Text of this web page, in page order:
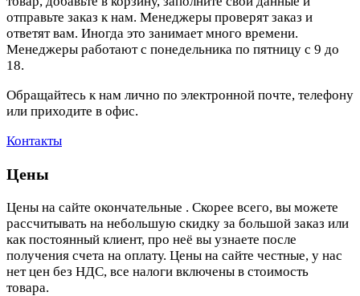
отправьте заказ к нам. Менеджеры проверят заказ и
ответят вам. Иногда это занимает много времени.
Менеджеры работают с понедельника по пятницу с 9 до
18.
Обращайтесь к нам лично по электронной почте, телефону
или приходите в офис.
Контакты
Цены
Цены на сайте окончательные . Скорее всего, вы можете
рассчитывать на небольшую скидку за большой заказ или
как постоянный клиент, про неё вы узнаете после
получения счета на оплату. Цены на сайте честные, у нас
нет цен без НДС, все налоги включены в стоимость
товара.